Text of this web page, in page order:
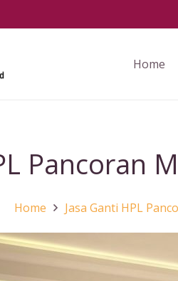
Home
Pancoran
Home Jasa Ganti HPL